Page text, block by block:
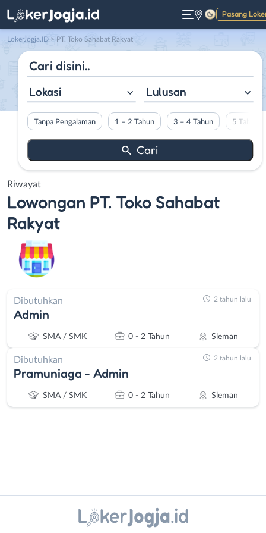
Pasang
Gelap
LokerJogja.ID > PT. Toko Sahabat Rakyat
Lokasi Lulusan
Tanpa Pengalaman 1 – 2 Tahun 3 – 4 Tahun 5 Tahun
Riwayat
Lowongan PT. Toko Sahabat
Rakyat
Dibutuhkan
Admin
SMA / SMK 0 - 2 Tahun Sleman
2 tahun lalu
Dibutuhkan
Pramuniaga - Admin
SMA / SMK 0 - 2 Tahun Sleman
2 tahun lalu
Gizi
(Remote
X - Twitter Telegram
Kanal Lainnya..